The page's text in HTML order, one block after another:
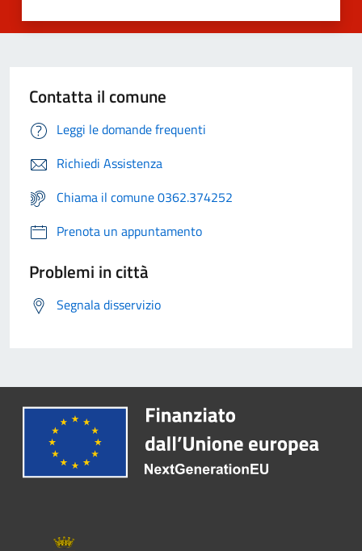
Contatta il comune
Leggi le domande frequenti
Richiedi Assistenza
Chiama il comune 0362.374252
Prenota un appuntamento
Problemi in città
Segnala disservizio